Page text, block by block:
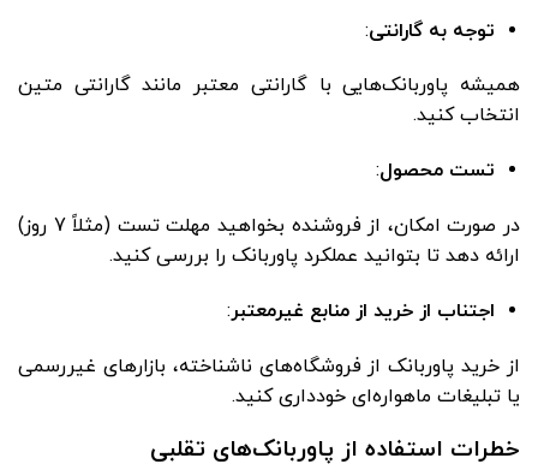
توجه به گارانتی:
همیشه پاوربانک‌هایی با گارانتی معتبر مانند گارانتی متین
انتخاب کنید.
تست محصول:
در صورت امکان، از فروشنده بخواهید مهلت تست (مثلاً 7 روز)
ارائه دهد تا بتوانید عملکرد پاوربانک را بررسی کنید.
اجتناب از خرید از منابع غیرمعتبر:
از خرید پاوربانک از فروشگاه‌های ناشناخته، بازارهای غیررسمی
یا تبلیغات ماهواره‌ای خودداری کنید.
خطرات استفاده از پاوربانک‌های تقلبی